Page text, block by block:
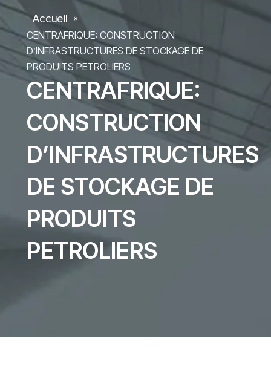
Accueil »
CENTRAFRIQUE: CONSTRUCTION
D’INFRASTRUCTURES DE STOCKAGE DE
PRODUITS PETROLIERS
CENTRAFRIQUE:
CONSTRUCTION
D’INFRASTRUCTURES
DE STOCKAGE DE
PRODUITS
PETROLIERS